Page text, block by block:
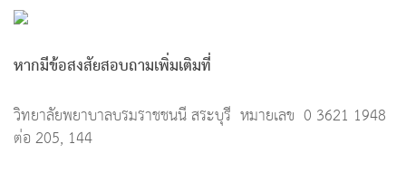
หากมีข้อสงสัยสอบถามเพิ่มเติมที่
วิทยาลัยพยาบาลบรมราชชนนี สระบุรี หมายเลข 0 3621 1948
ต่อ 205, 144